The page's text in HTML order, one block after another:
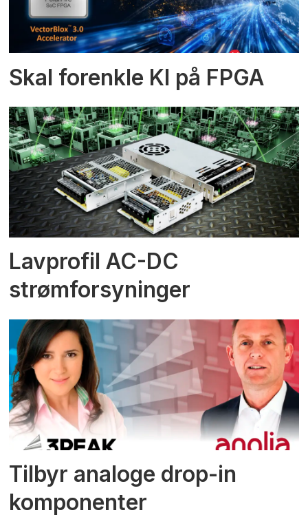
Skal forenkle KI på FPGA
Lavprofil AC-DC
strømforsyninger
Tilbyr analoge drop-in
komponenter